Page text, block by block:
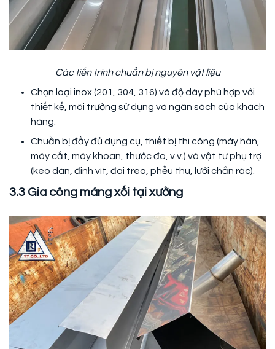
Các tiến trình chuẩn bị nguyên vật liệu
Chọn loại inox (201, 304, 316) và độ dày phù hợp với
thiết kế, môi trường sử dụng và ngân sách của khách
hàng.
Chuẩn bị đầy đủ dụng cụ, thiết bị thi công (máy hàn,
máy cắt, máy khoan, thước đo, v.v.) và vật tư phụ trợ
(keo dán, đinh vít, đai treo, phễu thu, lưới chắn rác).
3.3 Gia công máng xối tại xưởng